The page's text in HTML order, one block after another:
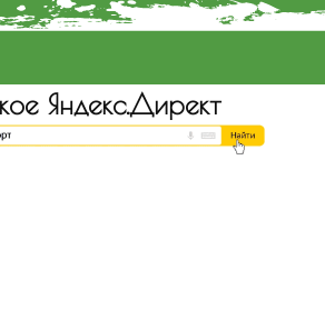
Яндекс.Директ